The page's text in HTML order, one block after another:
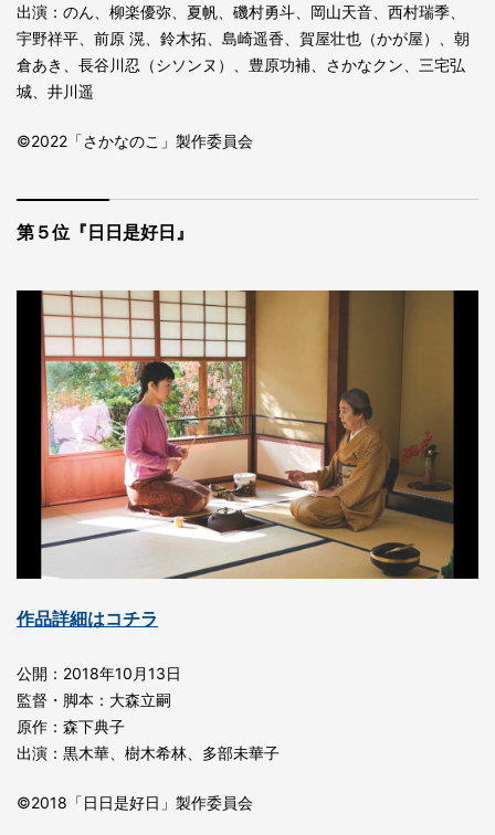
出演：のん、柳楽優弥、夏帆、磯村勇斗、岡山天音、西村瑞季、
宇野祥平、前原 滉、鈴木拓、島崎遥香、賀屋壮也（かが屋）、朝
倉あき、長谷川忍（シソンヌ）、豊原功補、さかなクン、三宅弘
城、井川遥
©2022「さかなのこ」製作委員会
第５位『日日是好日』
作品詳細はコチラ
公開：2018年10月13日
監督・脚本：大森立嗣
原作：森下典子
出演：黒木華、樹木希林、多部未華子
©2018「日日是好日」製作委員会